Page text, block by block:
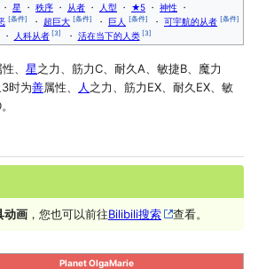
・ 星 ・ 秩序 ・ 从者 ・ 人型 ・ ★5 ・ 神性 ・
[条件] ・ 超巨大 [条件] ・ 巨人 [条件] ・ 可宇航的从者 [条件]
・ 人科从者 [3] ・ 活在当下的人类 [3]
、 星之力、筋力C、耐久A、敏捷B、魔力
时为善属性、 人 之力、筋力EX、耐久EX、敏
动画 ，您也可以前往Bilibili搜索 查看。
Planet OlgaMarie